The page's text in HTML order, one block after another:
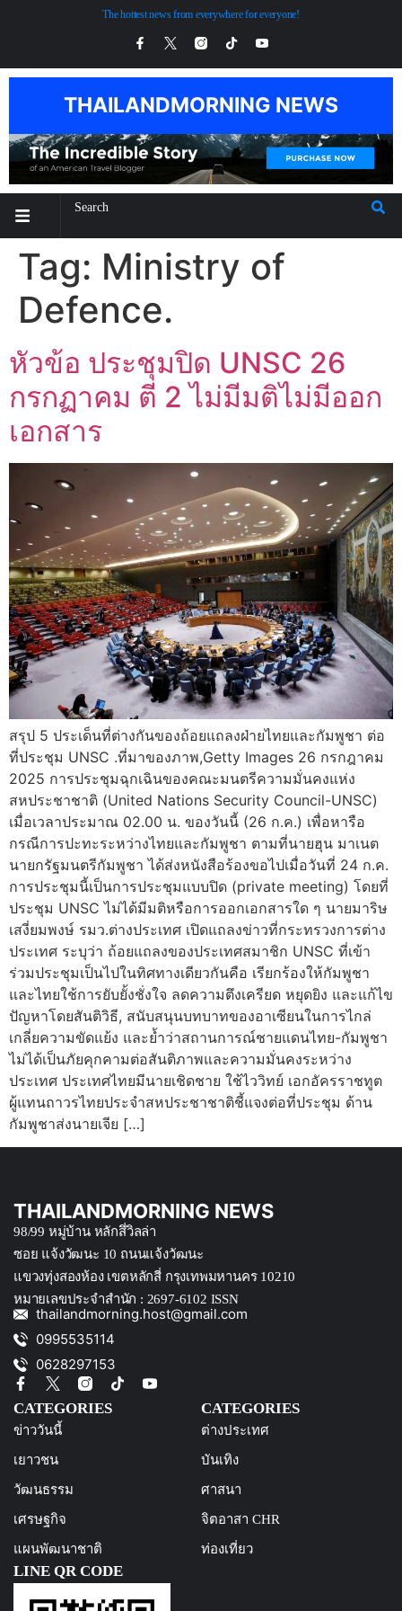
The hottest news from everywhere for everyone!
THAILANDMORNING NEWS
Tag: Ministry of
Defence.
หัวข้อ ประชุมปิด UNSC 26
กรกฏาคม ตี 2 ไม่มีมติไม่มีออก
เอกสาร
สรุป 5 ประเด็นที่ต่างกันของถ้อยแถลงฝ่ายไทยและกัมพูชา ต่อ
ที่ประชุม UNSC .ที่มาของภาพ,Getty Images 26 กรกฎาคม
2025 การประชุมฉุกเฉินของคณะมนตรีความมั่นคงแห่ง
สหประชาชาติ (United Nations Security Council-UNSC)
เมื่อเวลาประมาณ 02.00 น. ของวันนี้ (26 ก.ค.) เพื่อหารือ
กรณีการปะทะระหว่างไทยและกัมพูชา ตามที่นายฮุน มาเนต
นายกรัฐมนตรีกัมพูชา ได้ส่งหนังสือร้องขอไปเมื่อวันที่ 24 ก.ค.
การประชุมนี้เป็นการประชุมแบบปิด (private meeting) โดยที่
ประชุม UNSC ไม่ได้มีมติหรือการออกเอกสารใด ๆ นายมาริษ
เสงี่ยมพงษ์ รมว.ต่างประเทศ เปิดแถลงข่าวที่กระทรวงการต่าง
ประเทศ ระบุว่า ถ้อยแถลงของประเทศสมาชิก UNSC ที่เข้า
ร่วมประชุมเป็นไปในทิศทางเดียวกันคือ เรียกร้องให้กัมพูชา
และไทยใช้การยับยั้งชั่งใจ ลดความตึงเครียด หยุดยิง และแก้ไข
ปัญหาโดยสันติวิธี, สนับสนุนบทบาทของอาเซียนในการไกล่
เกลี่ยความขัดแย้ง และย้ำว่าสถานการณ์ชายแดนไทย-กัมพูชา
ไม่ได้เป็นภัยคุกคามต่อสันติภาพและความมั่นคงระหว่าง
ประเทศ ประเทศไทยมีนายเชิดชาย ใช้ไววิทย์ เอกอัครราชทูต
ผู้แทนถาวรไทยประจำสหประชาชาติชี้แจงต่อที่ประชุม ด้าน
กัมพูชาส่งนายเจีย […]
THAILANDMORNING NEWS
98/99 หมู่บ้าน หลักสึ่วิลล่า
ซอย แจ้งวัฒนะ 10 ถนนแจ้งวัฒนะ
แขวงทุ่งสองห้อง เขตหลักสี่ กรุงเทพมหานคร 10210
หมายเลขประจำสำนัก : 2697-6102 ISSN
thailandmorning.host@gmail.com
0995535114
0628297153
CATEGORIES
ข่าววันนี้
เยาวชน
วัฒนธรรม
เศรษฐกิจ
แผนพัฒนาชาติ
CATEGORIES
ต่างประเทศ
บันเทิง
ศาสนา
จิตอาสา CHR
ท่องเที่ยว
LINE QR CODE